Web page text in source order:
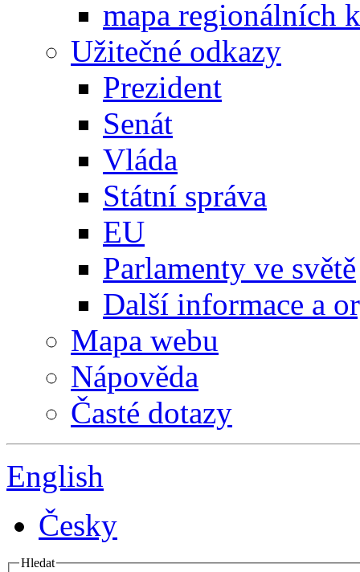
mapa regionálních
Užitečné odkazy
Prezident
Senát
Vláda
Státní správa
EU
Parlamenty ve světě
Další informace a
Mapa webu
Nápověda
Časté dotazy
English
Česky
Hledat